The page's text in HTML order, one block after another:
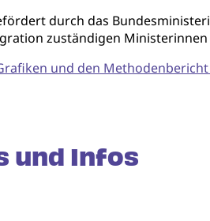
durch das
zuständigen
und den
und Infos